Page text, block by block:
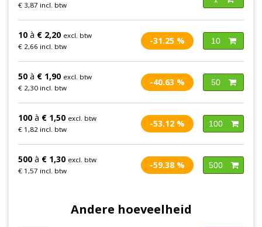
€ 3,87 incl. btw
10 à € 2,20 excl. btw
€ 2,66 incl. btw
-31.25 % 10
50 à € 1,90 excl. btw
€ 2,30 incl. btw
-40.63 % 50
100 à € 1,50 excl. btw
€ 1,82 incl. btw
-53.12 % 100
500 à € 1,30 excl. btw
€ 1,57 incl. btw
-59.38 % 500
Andere hoeveelheid